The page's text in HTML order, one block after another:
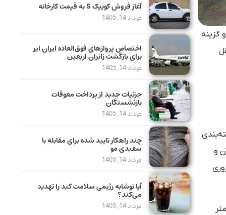
گزینه
و
آغاز فروش کوییک S به قیمت کارخانه
مرداد 14, 1405
اختصاص پروازهای فوق‌العاده ایران ایر
برای بازگشت زائران اربعین
مرداد 14, 1405
جزئیات جدید از پرداخت معوقات
بازنشستگان
مرداد 14, 1405
چند راهکار تایید شده برای مقابله با
سفیدی مو
مرداد 14, 1405
آیا نوشابه رژیمی سلامت کبد را تهدید
می‌کند؟
مرداد 14, 1405